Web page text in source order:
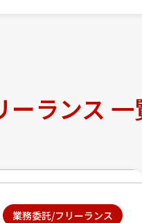
ランス 一
業務委託/フリーランス